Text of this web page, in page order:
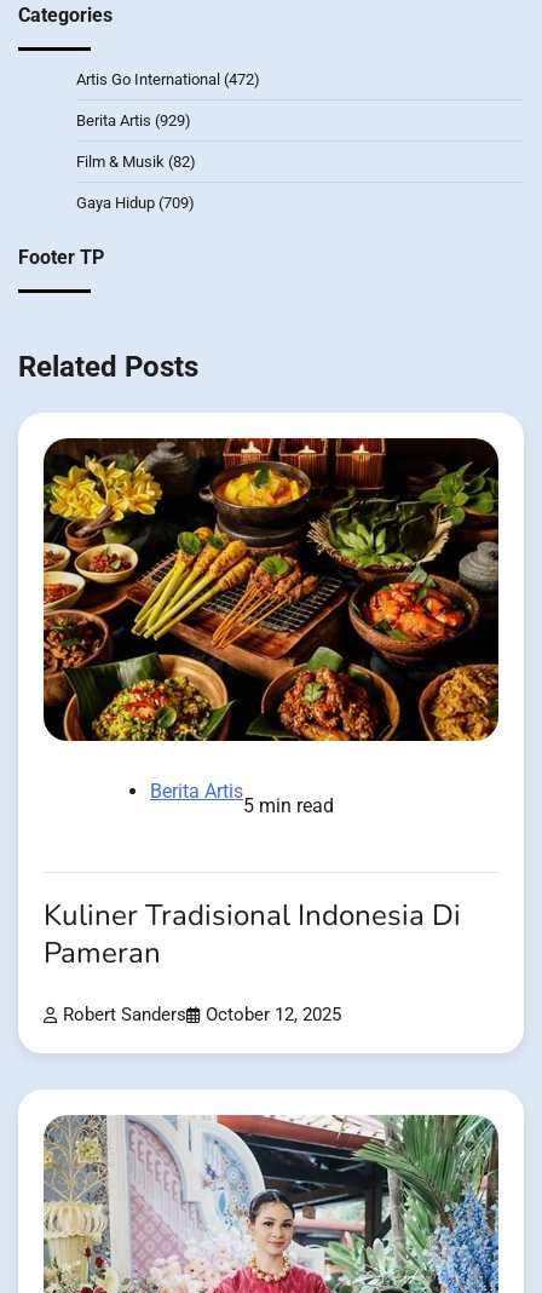
Categories
Artis Go International (472)
Berita Artis (929)
Film & Musik (82)
Gaya Hidup (709)
Footer TP
Related Posts
Berita Artis
5 min read
Kuliner Tradisional Indonesia Di
Pameran
Robert Sanders October 12, 2025